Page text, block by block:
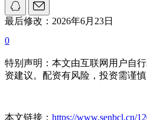
最后修改：2026年6月23日
0
特别声明：本文由互联网用户自
资建议。配资有风险，投资需谨慎
本文链接： https://www.senbcl.cn/